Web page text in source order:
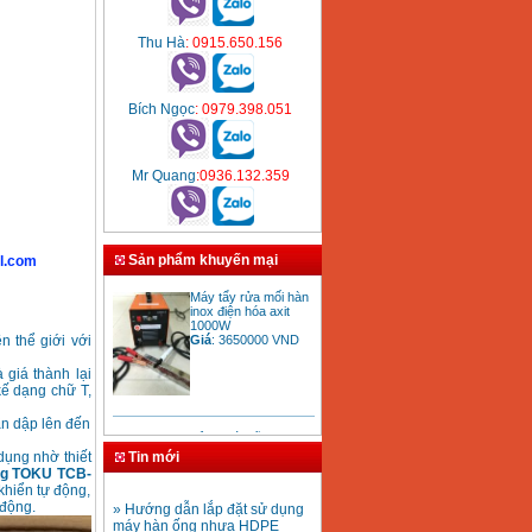
thể giới với
giá thành lại
dạng chữ T,
dập lên đến
nhờ thiết
TOKU TCB-
tự động,
Thu Hà: 0915.650.156
Bích Ngọc: 0979.398.051
Mr Quang:0936.132.359
Sản phẩm khuyến mại
Máy tẩy rửa mối hàn
inox điện hóa axit
1000W
Giá:3650000 VND
Bảng giá mũi khoan
rút lõi bê tông
Giá:330000VND
Mũi khoan rút lõi bê
tông D20-D350
Tin mới
máy hàn ống nhựa HDPE
» Hướng dẫn lắp đặt vận